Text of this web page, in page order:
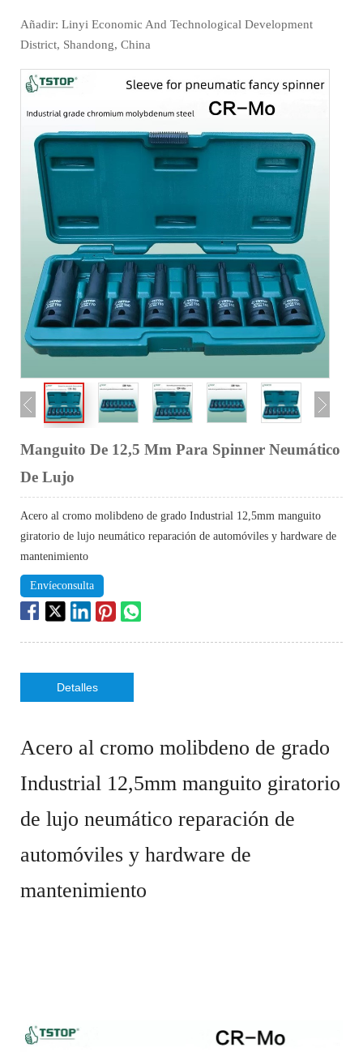
Añadir: Linyi Economic And Technological Development
District, Shandong, China
Manguito De 12,5 Mm Para Spinner Neumático
De Lujo
Acero al cromo molibdeno de grado Industrial 12,5mm manguito
giratorio de lujo neumático reparación de automóviles y hardware de
mantenimiento
Envíeconsulta
Detalles
Acero al cromo molibdeno de grado
Industrial 12,5mm manguito giratorio
de lujo neumático reparación de
automóviles y hardware de
mantenimiento